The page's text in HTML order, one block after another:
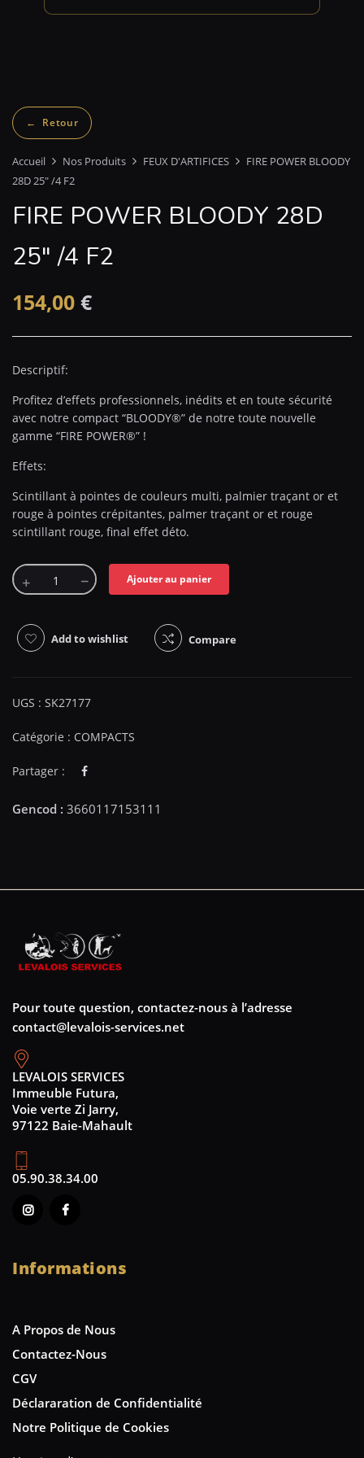
Accueil Nos Produits FEUX D'ARTIFICES
FIRE POWER BLOODY
28D 25″ /4 F2
FIRE POWER BLOODY 28D
25″ /4 F2
154,00 €
Descriptif:
Profitez d’effets professionnels, inédits et en toute sécurité
avec notre compact “BLOODY®” de notre toute nouvelle
gamme “FIRE POWER®” !
Effets:
Scintillant à pointes de couleurs multi, palmier traçant or et
rouge à pointes crépitantes, palmer traçant or et rouge
scintillant rouge, final effet déto.
Ajouter au panier
Add to wishlist Compare
UGS : SK27177
Catégorie : COMPACTS
Partager :
Pour toute question, contactez-nous à l’adresse
contact@levalois-services.net
LEVALOIS SERVICES
Immeuble Futura,
Voie verte Zi Jarry,
97122 Baie-Mahault
05.90.38.34.00
Informations
A Propos de Nous
Contactez-Nous
CGV
Déclararation de Confidentialité
Notre Politique de Cookies